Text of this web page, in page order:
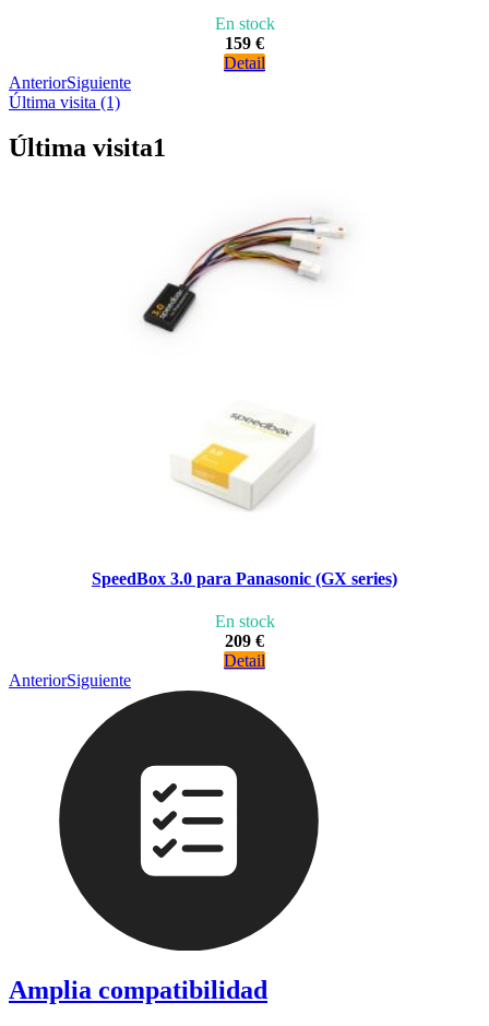
En stock
159 €
Detail
AnteriorSiguiente
Última visita (1)
Última visita1
SpeedBox 3.0 para Panasonic (GX series)
En stock
209 €
Detail
AnteriorSiguiente
Amplia compatibilidad